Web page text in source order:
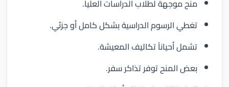
منح موجهة لطلاب الدراسات العليا.
تغطي الرسوم الدراسية بشكل كامل أو جزئي.
تشمل أحياناً تكاليف المعيشة.
بعض المنح توفر تذاكر سفر.